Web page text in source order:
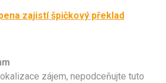
zajistí špičkový překlad
zájem, nepodceňujte tuto